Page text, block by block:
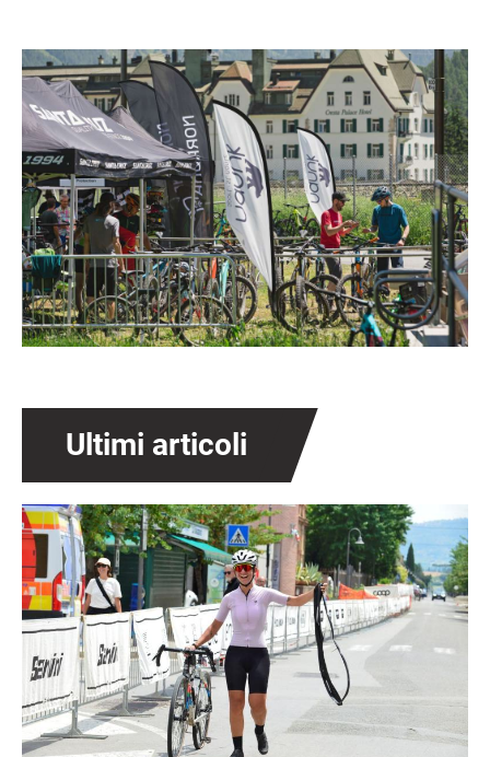
Ultimi articoli
Immagine